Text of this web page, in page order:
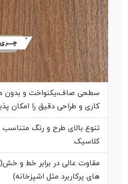
سطحی صاف،یکنواخت و بدون
کاری و طراحی دقیق را امکان
تنوع بالای طرح و رنگ
کلاسیک
مقاوت عالی در برابر خط و
های پرکاربرد مثل اشپزخانه)